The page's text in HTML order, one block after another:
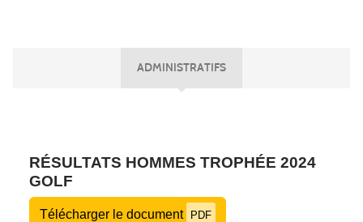
ADMINISTRATIFS
RÉSULTATS HOMMES TROPHÉE 2024
GOLF
Télécharger le document PDF